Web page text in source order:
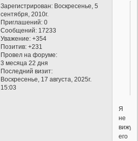
Зарегистрирован: Воскресенье, 5
сентября, 2010г.
Приглашений: 0
Сообщений: 17233
Уважение: +354
Позитив: +231
Провел на форуме:
3 месяца 22 дня
Последний визит:
Воскресенье, 17 августа, 2025г.
15:03
Я
не
вижу
его